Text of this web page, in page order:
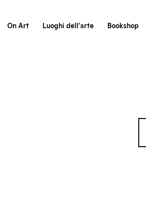
On Art Luoghi dell’arte Bookshop